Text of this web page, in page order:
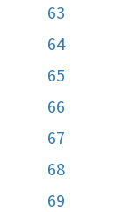
63
64
65
66
67
68
69